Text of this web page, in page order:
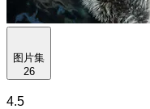
图片集
26
4.5